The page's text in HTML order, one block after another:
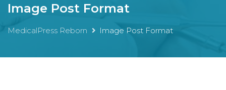
Image Post Format
MedicalPress Reborn Image Post Format